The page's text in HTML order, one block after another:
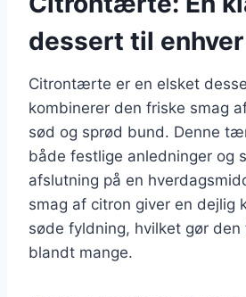
dessert til
Citrontærte er en elsket
kombinerer den friske smag
sød og sprød bund. Denne
både festlige anledninger og
afslutning på en
smag af citron giver en dejlig
søde fyldning, hvilket gør
blandt mange.